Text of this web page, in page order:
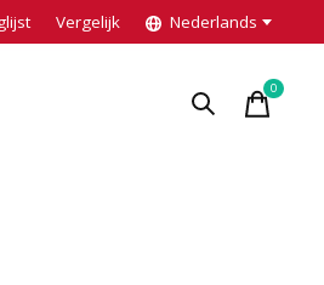
Vergelijk Nederlands
0items